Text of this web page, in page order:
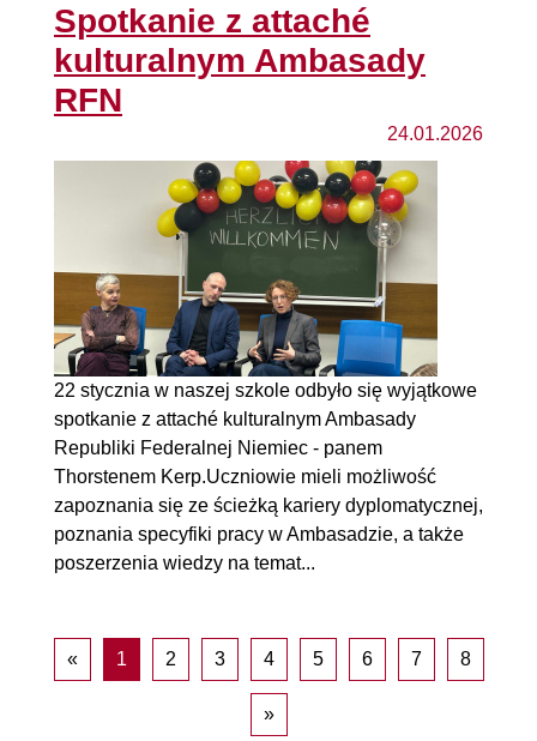
Spotkanie z attaché
kulturalnym Ambasady
RFN
24.01.2026
22 stycznia w naszej szkole odbyło się wyjątkowe
spotkanie z attaché kulturalnym Ambasady
Republiki Federalnej Niemiec - panem
Thorstenem Kerp.Uczniowie mieli możliwość
zapoznania się ze ścieżką kariery dyplomatycznej,
poznania specyfiki pracy w Ambasadzie, a także
poszerzenia wiedzy na temat...
« 1 2 3 4 5 6 7 8
»